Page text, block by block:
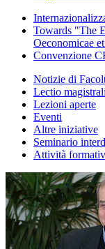
Towards "The
Oeconomicae
Convenzione
Notizie di
Lectio
Lezioni aperte
Eventi
Altre iniziative
Seminario
Attività